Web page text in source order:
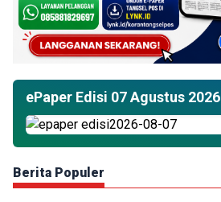
ePaper Edisi 07 Agustus 2026
Berita Populer